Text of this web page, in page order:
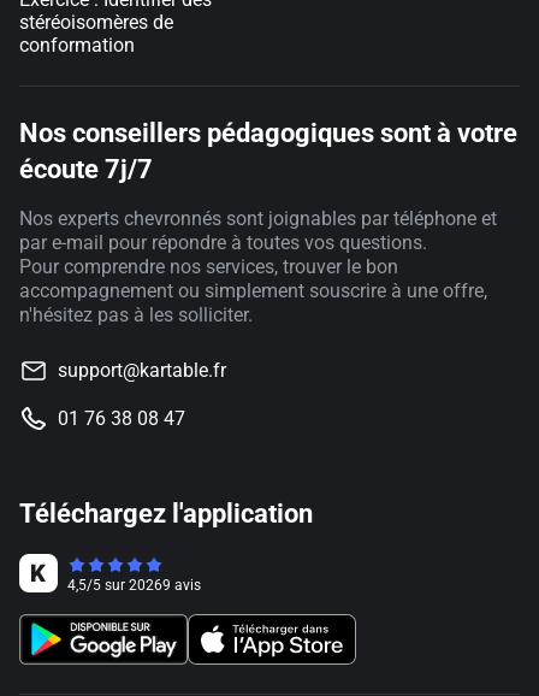
stéréoisomères de
conformation
Nos conseillers pédagogiques sont à votre
écoute 7j/7
Nos experts chevronnés sont joignables par téléphone et
par e-mail pour répondre à toutes vos questions.
Pour comprendre nos services, trouver le bon
accompagnement ou simplement souscrire à une offre,
n'hésitez pas à les solliciter.
support@kartable.fr
01 76 38 08 47
Téléchargez l'application
4,5/5 sur 20269 avis